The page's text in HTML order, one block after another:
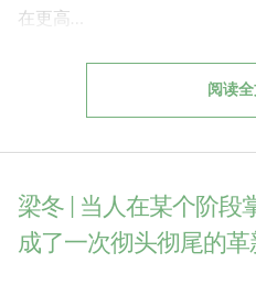
在更高…
阅读
梁冬 | 当人在某个阶段
成了一次彻头彻尾的革